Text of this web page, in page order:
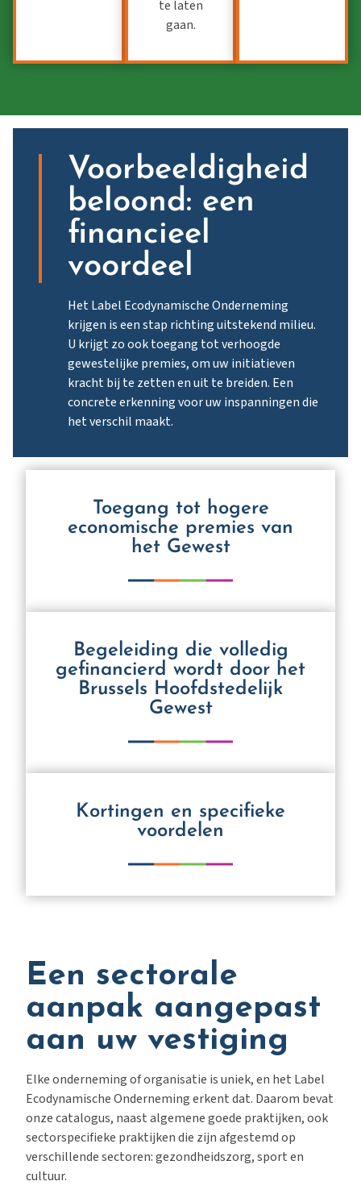
te laten
gaan.
Voorbeeldigheid
beloond: een
financieel
voordeel
Het Label Ecodynamische Onderneming
krijgen is een stap richting uitstekend milieu.
U krijgt zo ook toegang tot verhoogde
gewestelijke premies, om uw initiatieven
kracht bij te zetten en uit te breiden. Een
concrete erkenning voor uw inspanningen die
het verschil maakt.
Toegang tot hogere
economische premies van
het Gewest
Begeleiding die volledig
gefinancierd wordt door het
Brussels Hoofdstedelijk
Gewest
Kortingen en specifieke
voordelen
Een sectorale
aanpak aangepast
aan uw vestiging
Elke onderneming of organisatie is uniek, en het Label
Ecodynamische Onderneming erkent dat. Daarom bevat
onze catalogus, naast algemene goede praktijken, ook
sectorspecifieke praktijken die zijn afgestemd op
verschillende sectoren: gezondheidszorg, sport en
cultuur.